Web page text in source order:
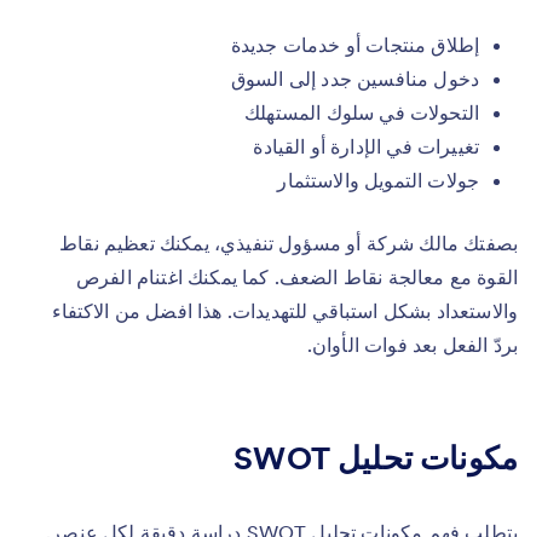
إطلاق منتجات أو خدمات جديدة
دخول منافسين جدد إلى السوق
التحولات في سلوك المستهلك
تغييرات في الإدارة أو القيادة
جولات التمويل والاستثمار
بصفتك مالك شركة أو مسؤول تنفيذي، يمكنك تعظيم نقاط
القوة مع معالجة نقاط الضعف. كما يمكنك اغتنام الفرص
والاستعداد بشكل استباقي للتهديدات. هذا افضل من الاكتفاء
بردّ الفعل بعد فوات الأوان.
مكونات تحليل SWOT